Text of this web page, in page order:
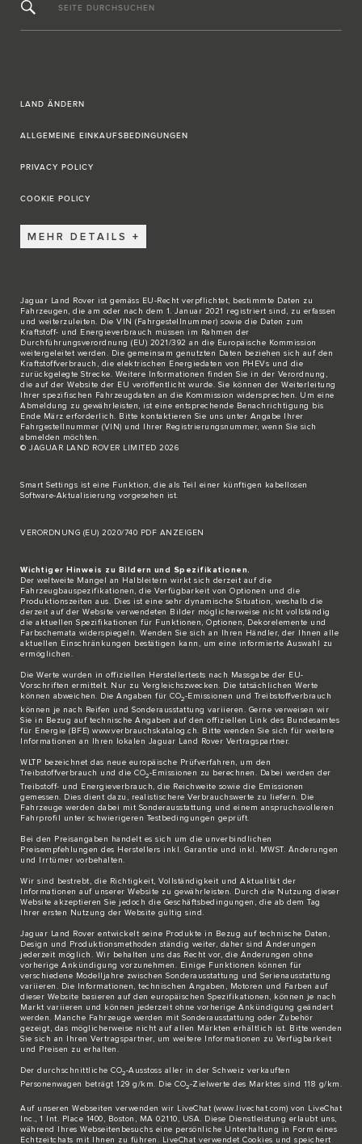
SEITE DURCHSUCHEN
LAND ÄNDERN
ALLGEMEINE EINKAUFSBEDINGUNGEN
PRIVACY POLICY
COOKIE POLICY
MEHR DETAILS
Jaguar Land Rover ist gemäss EU-Recht verpflichtet, bestimmte Daten zu
Fahrzeugen, die am oder nach dem 1. Januar 2021 registriert sind, zu erfassen
und weiterzuleiten. Die VIN (Fahrgestellnummer) sowie die Daten zum
Kraftstoff- und Energieverbrauch müssen im Rahmen der
Durchführungsverordnung (EU) 2021/392 an die Europäische Kommission
weitergeleitet werden. Die gemeinsam genutzten Daten beziehen sich auf den
Kraftstoffverbrauch, die elektrischen Energiedaten von PHEVs und die
zurückgelegte Strecke. Weitere Informationen finden Sie in der Verordnung,
die auf der Website der EU veröffentlicht wurde. Sie können der Weiterleitung
Ihrer spezifischen Fahrzeugdaten an die Kommission widersprechen. Um eine
Abmeldung zu gewährleisten, ist eine entsprechende Benachrichtigung bis
Ende März erforderlich. Bitte kontaktieren Sie uns unter Angabe Ihrer
Fahrgestellnummer (VIN) und Ihrer Registrierungsnummer, wenn Sie sich
abmelden möchten.
© JAGUAR LAND ROVER LIMITED 2026
Smart Settings ist eine Funktion, die als Teil einer künftigen kabellosen
Software-Aktualisierung vorgesehen ist.
VERORDNUNG (EU) 2020/740 PDF ANZEIGEN
Wichtiger Hinweis zu Bildern und Spezifikationen.
Der weltweite Mangel an Halbleitern wirkt sich derzeit auf die
Fahrzeugbauspezifikationen, die Verfügbarkeit von Optionen und die
Produktionszeiten aus. Dies ist eine sehr dynamische Situation, weshalb die
derzeit auf der Website verwendeten Bilder möglicherweise nicht vollständig
die aktuellen Spezifikationen für Funktionen, Optionen, Dekorelemente und
Farbschemata widerspiegeln. Wenden Sie sich an Ihren Händler, der Ihnen alle
aktuellen Einschränkungen bestätigen kann, um eine informierte Auswahl zu
ermöglichen.
Die Werte wurden in offiziellen Herstellertests nach Massgabe der EU-
Vorschriften ermittelt. Nur zu Vergleichszwecken. Die tatsächlichen Werte
können abweichen. Die Angaben für CO2-Emissionen und Treibstoffverbrauch
können je nach Reifen und Sonderausstattung variieren. Gerne verweisen wir
Sie in Bezug auf technische Angaben auf den offiziellen Link des Bundesamtes
für Energie (BFE) www.verbrauchskatalog.ch. Bitte wenden Sie sich für weitere
Informationen an Ihren lokalen Jaguar Land Rover Vertragspartner.
WLTP bezeichnet das neue europäische Prüfverfahren, um den
Treibstoffverbrauch und die CO2-Emissionen zu berechnen. Dabei werden der
Treibstoff- und Energieverbrauch, die Reichweite sowie die Emissionen
gemessen. Dies dient dazu, realistischere Verbrauchswerte zu liefern. Die
Fahrzeuge werden dabei mit Sonderausstattung und einem anspruchsvolleren
Fahrprofil unter schwierigeren Testbedingungen geprüft.
Bei den Preisangaben handelt es sich um die unverbindlichen
Preisempfehlungen des Herstellers inkl. Garantie und inkl. MWST. Änderungen
und Irrtümer vorbehalten.
Wir sind bestrebt, die Richtigkeit, Vollständigkeit und Aktualität der
Informationen auf unserer Website zu gewährleisten. Durch die Nutzung dieser
Website akzeptieren Sie jedoch die Geschäftsbedingungen, die ab dem Tag
Ihrer ersten Nutzung der Website gültig sind.
Jaguar Land Rover entwickelt seine Produkte in Bezug auf technische Daten,
Design und Produktionsmethoden ständig weiter, daher sind Änderungen
jederzeit möglich. Wir behalten uns das Recht vor, die Änderungen ohne
vorherige Ankündigung vorzunehmen. Einige Funktionen können für
verschiedene Modelljahre zwischen Sonderausstattung und Serienausstattung
variieren. Die Informationen, technischen Angaben, Motoren und Farben auf
dieser Website basieren auf den europäischen Spezifikationen, können je nach
Markt variieren und können jederzeit ohne vorherige Ankündigung geändert
werden. Manche Fahrzeuge werden mit Sonderausstattung oder Zubehör
gezeigt, das möglicherweise nicht auf allen Märkten erhältlich ist. Bitte wenden
Sie sich an Ihren Vertragspartner, um weitere Informationen zu Verfügbarkeit
und Preisen zu erhalten.
Der durchschnittliche CO2-Ausstoss aller in der Schweiz verkauften
Personenwagen beträgt 129 g/km. Die CO2-Zielwerte des Marktes sind 118 g/km.
Auf unseren Webseiten verwenden wir LiveChat (www.livechat.com) von LiveChat
Inc., 1 Int. Place 1400, Boston, MA 02110, USA. Diese Dienstleistung erlaubt uns,
während Ihres Webseitenbesuchs eine persönliche Unterhaltung in Form eines
Echtzeitchats mit Ihnen zu führen. LiveChat verwendet Cookies und speichert